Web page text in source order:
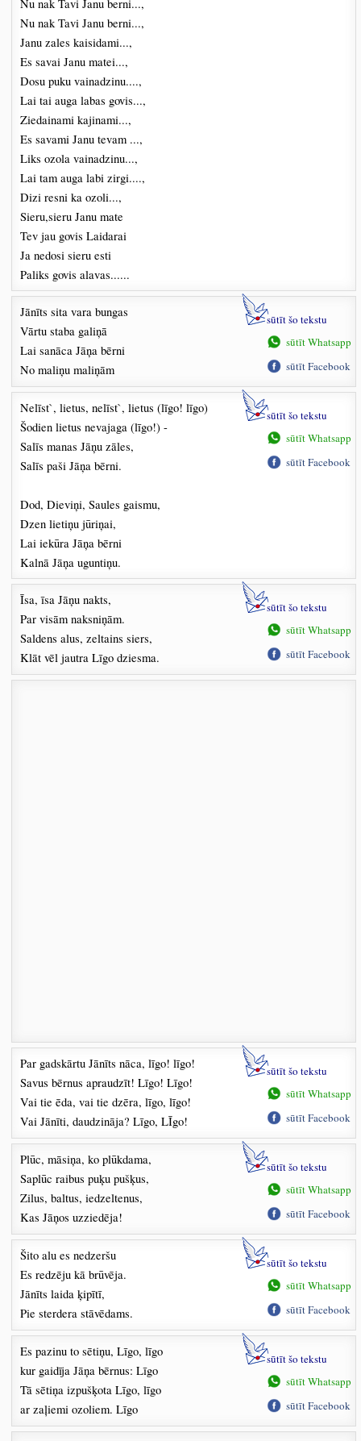
Nu nak Tavi Janu berni...,
Nu nak Tavi Janu berni...,
Janu zales kaisidami...,
Es savai Janu matei...,
Dosu puku vainadzinu....,
Lai tai auga labas govis...,
Ziedainami kajinami...,
Es savami Janu tevam ...,
Liks ozola vainadzinu...,
Lai tam auga labi zirgi....,
Dizi resni ka ozoli...,
Sieru,sieru Janu mate
Tev jau govis Laidarai
Ja nedosi sieru esti
Paliks govis alavas......
Jānīts sita vara bungas
Vārtu staba galiņā
Lai sanāca Jāņa bērni
No maliņu maliņām
sūtīt šo tekstu
sūtīt Whatsapp
sūtīt Facebook
Nelīst`, lietus, nelīst`, lietus (līgo! līgo)
Šodien lietus nevajaga (līgo!) -
Salīs manas Jāņu zāles,
Salīs paši Jāņa bērni.
Dod, Dieviņi, Saules gaismu,
Dzen lietiņu jūriņai,
Lai iekūra Jāņa bērni
Kalnā Jāņa uguntiņu.
sūtīt šo tekstu
sūtīt Whatsapp
sūtīt Facebook
Īsa, īsa Jāņu nakts,
Par visām naksniņām.
Saldens alus, zeltains siers,
Klāt vēl jautra Līgo dziesma.
sūtīt šo tekstu
sūtīt Whatsapp
sūtīt Facebook
Par gadskārtu Jānīts nāca, līgo! līgo!
Savus bērnus apraudzīt! Līgo! Līgo!
Vai tie ēda, vai tie dzēra, līgo, līgo!
Vai Jānīti, daudzināja? Līgo, LĪgo!
sūtīt šo tekstu
sūtīt Whatsapp
sūtīt Facebook
Plūc, māsiņa, ko plūkdama,
Saplūc raibus puķu pušķus,
Zilus, baltus, iedzeltenus,
Kas Jāņos uzziedēja!
sūtīt šo tekstu
sūtīt Whatsapp
sūtīt Facebook
Šito alu es nedzeršu
Es redzēju kā brūvēja.
Jānīts laida ķipītī,
Pie sterdera stāvēdams.
sūtīt šo tekstu
sūtīt Whatsapp
sūtīt Facebook
Es pazinu to sētiņu, Līgo, līgo
kur gaidīja Jāņa bērnus: Līgo
Tā sētiņa izpušķota Līgo, līgo
ar zaļiemi ozoliem. Līgo
sūtīt šo tekstu
sūtīt Whatsapp
sūtīt Facebook